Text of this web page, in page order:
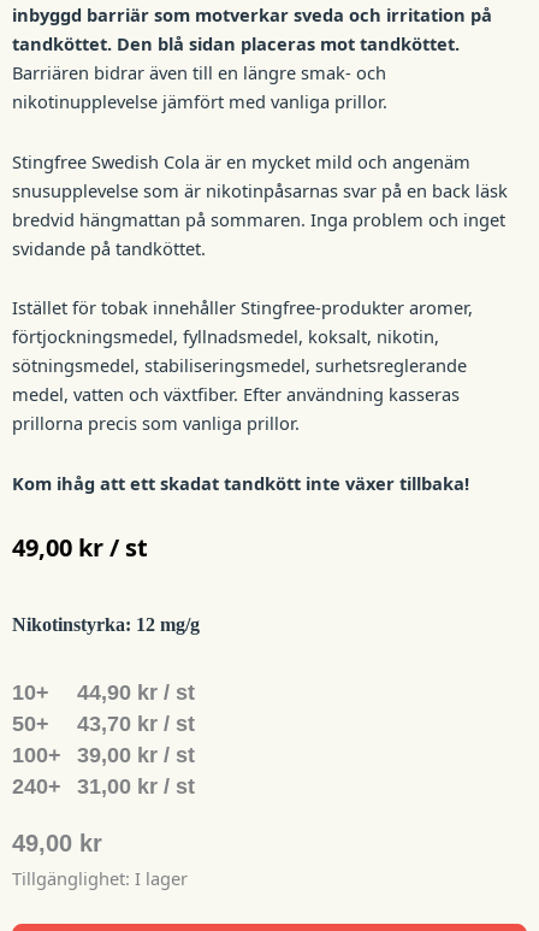
inbyggd barriär som motverkar sveda och irritation på
tandköttet. Den blå sidan placeras mot tandköttet.
Barriären bidrar även till en längre smak- och
nikotinupplevelse jämfört med vanliga prillor.
Stingfree Swedish Cola är en mycket mild och angenäm
snusupplevelse som är nikotinpåsarnas svar på en back läsk
bredvid hängmattan på sommaren. Inga problem och inget
svidande på tandköttet.
Istället för tobak innehåller Stingfree-produkter aromer,
förtjockningsmedel, fyllnadsmedel, koksalt, nikotin,
sötningsmedel, stabiliseringsmedel, surhetsreglerande
medel, vatten och växtfiber. Efter användning kasseras
prillorna precis som vanliga prillor.
Kom ihåg att ett skadat tandkött inte växer tillbaka!
49,00 kr / st
Nikotinstyrka: 12 mg/g
10+
44,90 kr / st
50+
43,70 kr / st
100+
39,00 kr / st
240+
31,00 kr / st
49,00 kr
Tillgänglighet: I lager